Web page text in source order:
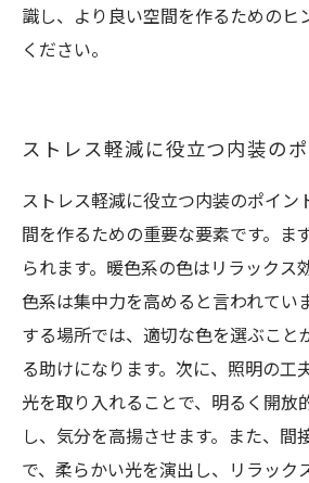
識し、より良い空間を作るためのヒ
ください。
ストレス軽減に役立つ内装の
ストレス軽減に役立つ内装のポイン
間を作るための重要な要素です。ま
られます。暖色系の色はリラックス
色系は集中力を高めると言われてい
する場所では、適切な色を選ぶこと
る助けになります。次に、照明の工
光を取り入れることで、明るく開放
し、気分を高揚させます。また、間
で、柔らかい光を演出し、リラック